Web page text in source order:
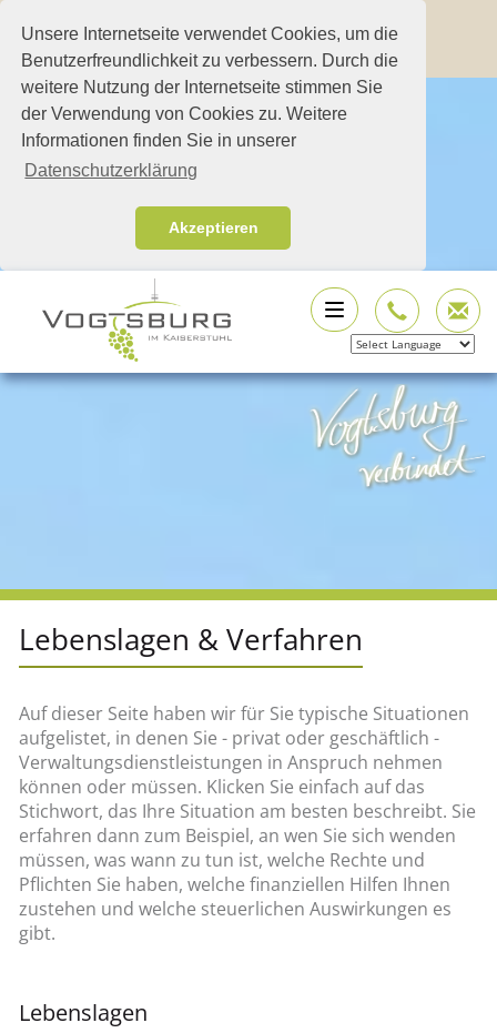
Unsere Internetseite verwendet Cookies, um die
Benutzerfreundlichkeit zu verbessern. Durch die
weitere Nutzung der Internetseite stimmen Sie
der Verwendung von Cookies zu. Weitere
Informationen finden Sie in unserer
Datenschutzerklärung
Akzeptieren
Lebenslagen & Verfahren
Auf dieser Seite haben wir für Sie typische Situationen
aufgelistet, in denen Sie - privat oder geschäftlich -
Verwaltungsdienstleistungen in Anspruch nehmen
können oder müssen. Klicken Sie einfach auf das
Stichwort, das Ihre Situation am besten beschreibt. Sie
erfahren dann zum Beispiel, an wen Sie sich wenden
müssen, was wann zu tun ist, welche Rechte und
Pflichten Sie haben, welche finanziellen Hilfen Ihnen
zustehen und welche steuerlichen Auswirkungen es
gibt.
Lebenslagen